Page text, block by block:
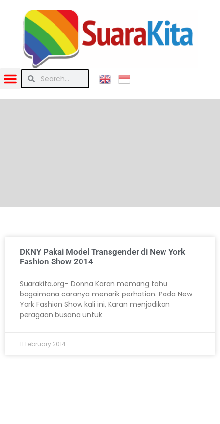
DKNY Pakai Model Transgender di New York
Fashion Show 2014
Suarakita.org– Donna Karan memang tahu
bagaimana caranya menarik perhatian. Pada New
York Fashion Show kali ini, Karan menjadikan
peragaan busana untuk
11 February 2014